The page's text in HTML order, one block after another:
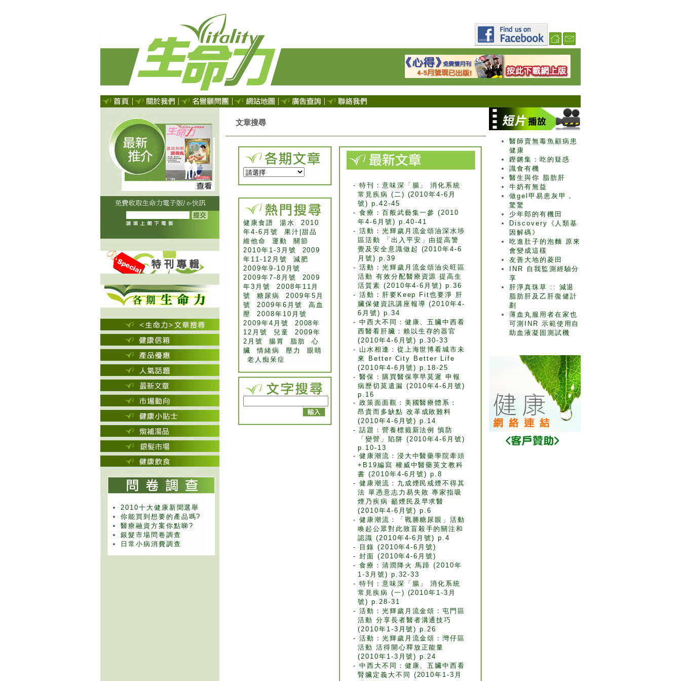
2010十大健康新聞選舉
你能買到想要的產品嗎?
醫療融資方案你點睇?
銀髮市場問卷調查
日常小病消費調查
文章搜尋
健康食譜 湯水
2010
年4-6月號
果汁|甜品
維他命
運動
關節
2010年1-3月號
2009
年11-12月號
減肥
2009年9-10月號
2009年7-8月號
2009
年3月號
2008年11月
號
糖尿病
2009年5月
號
2009年6月號
高血
壓
2008年10月號
2009年4月號
2008年
12月號
兒童
2009年
2月號
腸胃 脂肪
心
臟
情緒病 壓力
眼睛
老人痴呆症
- 特刊：意味深「腸」 消化系統
常見疾病 (二) (2010年4-6月
號) p.42-45
- 食療：百般武藝集一參 (2010
年4-6月號) p.40-41
- 活動：光輝歲月流金頌油深水埗
區活動 「出入平安」由提高警
覺及安全意識做起 (2010年4-6
月號) p.39
- 活動：光輝歲月流金頌油尖旺區
活動 有效分配醫療資源 提高生
活質素 (2010年4-6月號) p.36
- 活動：肝要Keep Fit也要淨 肝
臟保健資訊講座報導 (2010年4-
6月號) p.34
- 中西大不同：健康、五臟中西看
西醫看肝臟：賴以生存的器官
(2010年4-6月號) p.30-33
- 山水相逢：從上海世博看城市未
來 Better City Better Life
(2010年4-6月號) p.18-25
- 醫保：購買醫保寧早莫遲 申報
病歷切莫遺漏 (2010年4-6月號)
p.16
- 政策面面觀：美國醫療體系：
昂貴而多缺點 改革成敗難料
(2010年4-6月號) p.14
- 話題：營養標籤新法例 慎防
「變營」陷阱 (2010年4-6月號)
p.10-13
- 健康潮流：浸大中醫藥學院牽頭
+B19編寫 權威中醫藥英文教科
書 (2010年4-6月號) p.8
- 健康潮流：九成煙民戒煙不得其
法 單憑意志力易失敗 專家指吸
煙乃疾病 籲煙民及早求醫
(2010年4-6月號) p.6
- 健康潮流：「戰勝糖尿眼」活動
喚起公眾對此致盲殺手的關注和
認識 (2010年4-6月號) p.4
- 目錄 (2010年4-6月號)
- 封面 (2010年4-6月號)
- 食療：清潤降火 馬蹄 (2010年
1-3月號) p.32-33
- 特刊：意味深「腸」 消化系統
常見疾病 (一) (2010年1-3月
號) p.28-31
- 活動：光輝歲月流金頌：屯門區
活動 分享長者醫者溝通技巧
(2010年1-3月號) p.26
- 活動：光輝歲月流金頌：灣仔區
活動 活得開心釋放正能量
(2010年1-3月號) p.24
- 中西大不同：健康、五臟中西看
腎臟定義大不同 (2010年1-3月
醫師賣無毒魚顧病患
健康
鏗鏘集：吃的疑惑
識食有機
醫生與你 脂肪肝
牛奶有無益
做gel甲易患灰甲，
驚驚
少年郎的有機田
Discovery《人類基
因解碼》
吃進肚子的泡麵 原來
會變成這樣
友善大地的菱田
INR 自我監測經驗分
享
肝淨真珠草 :: 減退
脂肪肝及乙肝復健計
劃
薄血丸服用者在家也
可測INR 示範使用自
助血液凝固測試機